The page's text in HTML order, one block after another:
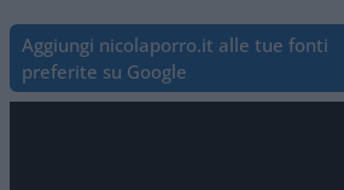
Aggiungi nicolaporro.it alle tue fonti
preferite su Google